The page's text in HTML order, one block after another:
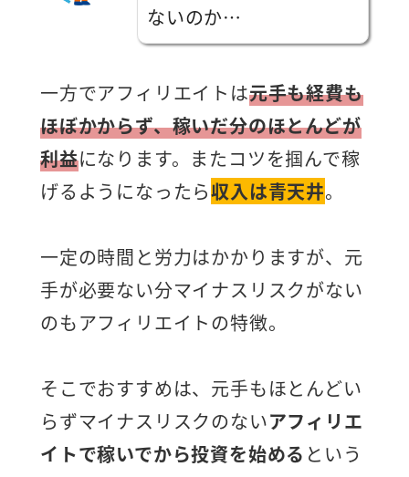
ないのか…
一方でアフィリエイトは元手も経費も
ほぼかからず、稼いだ分のほとんどが
利益になります。またコツを掴んで稼
げるようになったら収入は青天井。
一定の時間と労力はかかりますが、元
手が必要ない分マイナスリスクがない
のもアフィリエイトの特徴。
そこでおすすめは、元手もほとんどい
らずマイナスリスクのないアフィリエ
イトで稼いでから投資を始める という